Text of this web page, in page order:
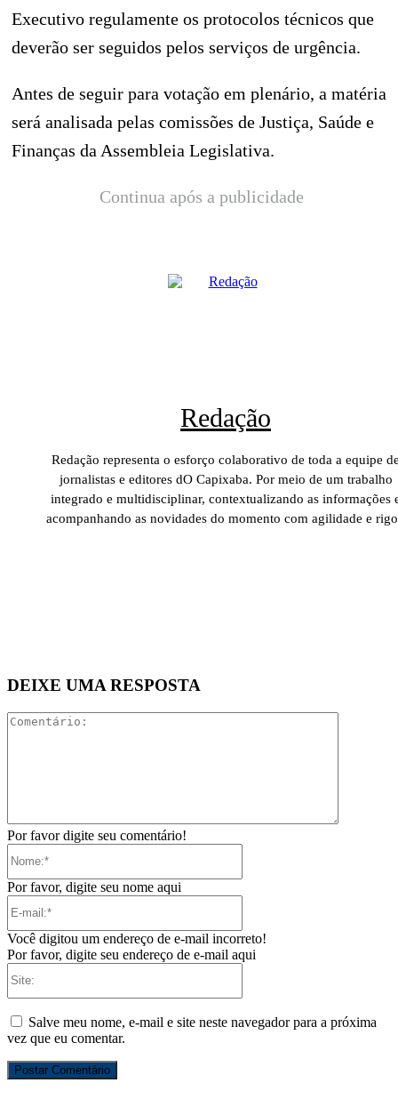
Executivo regulamente os protocolos técnicos que
deverão ser seguidos pelos serviços de urgência.
Antes de seguir para votação em plenário, a matéria
será analisada pelas comissões de Justiça, Saúde e
Finanças da Assembleia Legislativa.
Continua após a publicidade
Redação
Redação representa o esforço colaborativo de toda a equipe
jornalistas e editores dO Capixaba. Por meio de um trabalho
integrado e multidisciplinar, contextualizando as informações
acompanhando as novidades do momento com agilidade e
DEIXE UMA RESPOSTA
Por favor digite seu comentário!
Por favor, digite seu nome aqui
Você digitou um endereço de e-mail incorreto!
Por favor, digite seu endereço de e-mail aqui
Salve meu nome, e-mail e site neste navegador para a próxima
vez que eu comentar.